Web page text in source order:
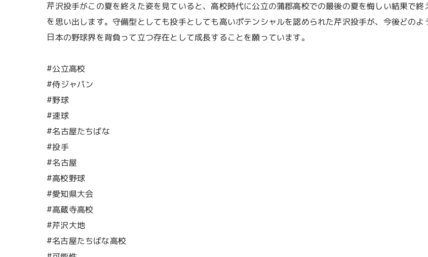
芹沢投手がこの夏を終えた姿を見ていると、高校時代に公立の蒲郡高校での最後の夏を悔しい結果で
を思い出します。守備型としても投手としても高いポテンシャルを認められた芹沢投手が、今後どの
日本の野球界を背負って立つ存在として成長することを願っています。
#公立高校
#侍ジャパン
#野球
#速球
#名古屋たちばな
#投手
#名古屋
#高校野球
#愛知県大会
#高蔵寺高校
#芹沢大地
#名古屋たちばな高校